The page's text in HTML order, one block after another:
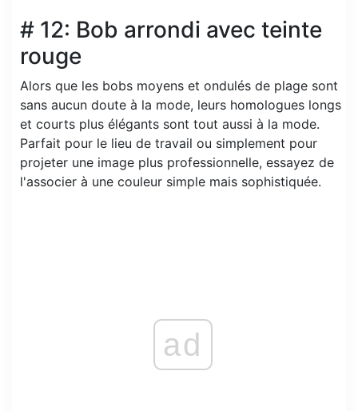
# 12: Bob arrondi avec teinte
rouge
Alors que les bobs moyens et ondulés de plage sont
sans aucun doute à la mode, leurs homologues longs
et courts plus élégants sont tout aussi à la mode.
Parfait pour le lieu de travail ou simplement pour
projeter une image plus professionnelle, essayez de
l'associer à une couleur simple mais sophistiquée.
ad